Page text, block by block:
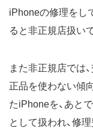
iPhoneの修理をし
ると非正規店扱いで
また非正規店では
正品を使わない傾
たiPhoneを、あと
として扱われ、修